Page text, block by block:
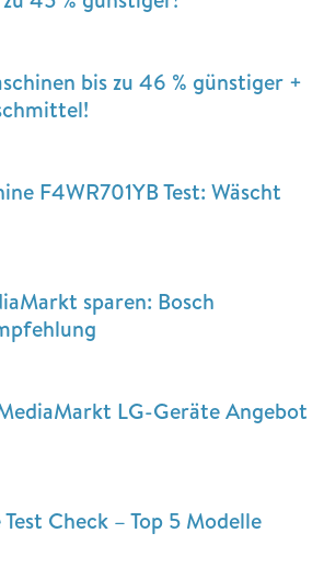
bis zu 46 % günstiger +
F4WR701YB Test: Wäscht
sparen: Bosch
LG-Geräte Angebot
Check – Top 5 Modelle